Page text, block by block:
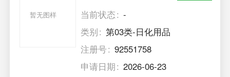
暂无图样 当前状态
-
类别
第03类-日化用品
注册号
92551758
申请日期
2026-06-23